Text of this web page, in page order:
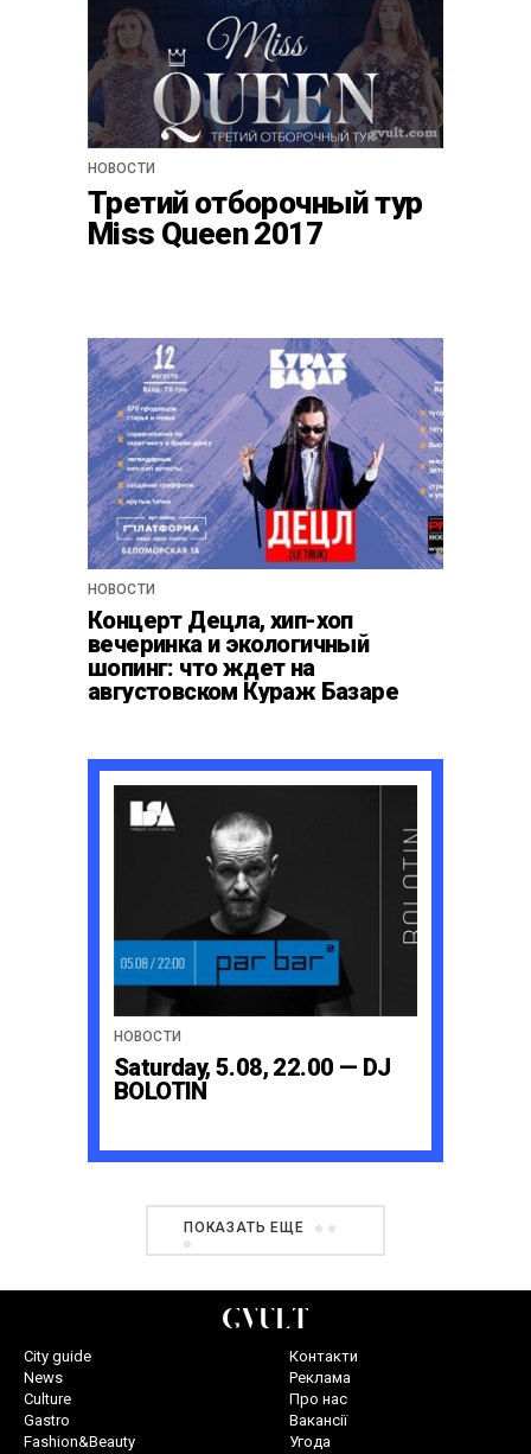
НОВОСТИ
Третий отборочный тур
Miss Queen 2017
НОВОСТИ
Концерт Децла, хип-хоп
вечеринка и экологичный
шопинг: что ждет на
августовском Кураж Базаре
НОВОСТИ
Saturday, 5.08, 22.00 — DJ
BOLOTIN
ПОКАЗАТЬ ЕЩЕ
City guide
News
Culture
Gastro
Fashion&Beauty
Контакти
Реклама
Про нас
Вакансії
Угода